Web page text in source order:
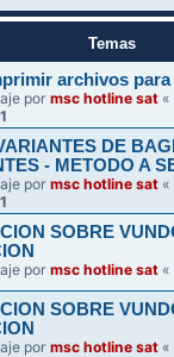
Temas
archivos
pormsc hotline sat «
1
DE
- METODO A
pormsc hotline sat «
1
SOBRE
pormsc hotline sat «
SOBRE
pormsc hotline sat «